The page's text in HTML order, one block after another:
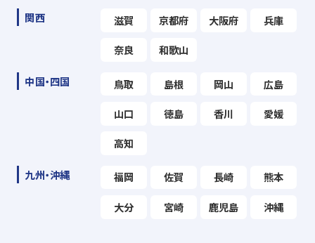
関西 滋賀 京都府 大阪府 兵庫
奈良 和歌山
中国・四国 鳥取 島根 岡山 広島
山口 徳島 香川 愛媛
高知
九州・沖縄 福岡 佐賀 長崎 熊本
大分 宮崎 鹿児島 沖縄